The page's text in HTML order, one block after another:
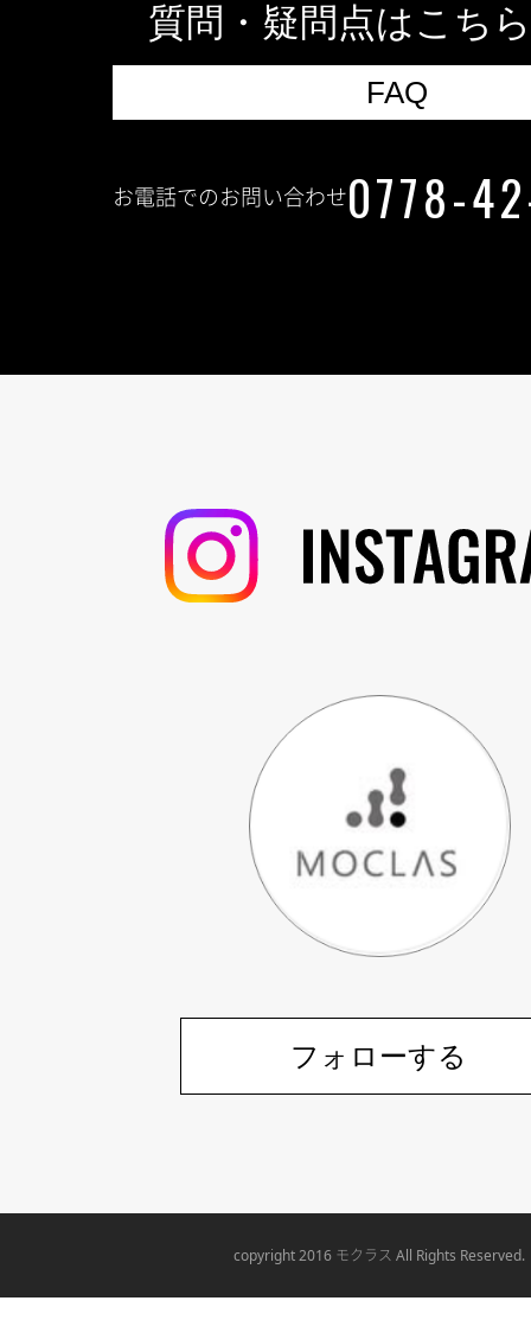
質問・疑問点はこち
FAQ
お電話でのお問い合わせ0778-
フォローする
copyright 2016 モクラス All Rights Reserved.